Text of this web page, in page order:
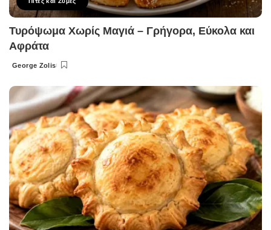
Τυρόψωμα Χωρίς Μαγιά – Γρήγορα, Εύκολα και
Αφράτα
Posted
George Zolis